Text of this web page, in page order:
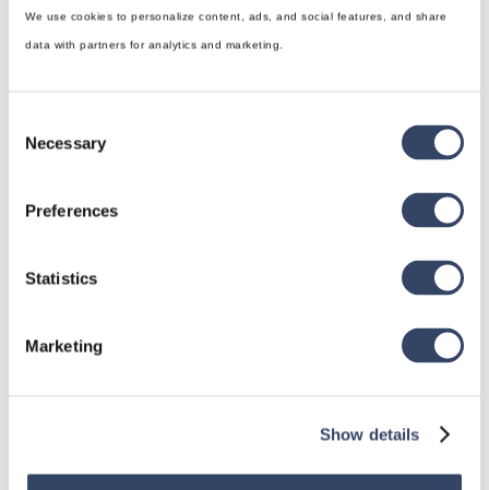
We use cookies to personalize content, ads, and social features, and share
data with partners for analytics and marketing.
Selection
Necessary
Preferences
Statistics
Marketing
Show details
Allgemein